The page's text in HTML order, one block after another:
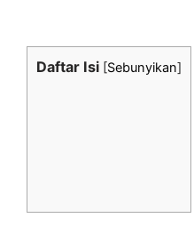
Daftar Isi [Sebunyikan]